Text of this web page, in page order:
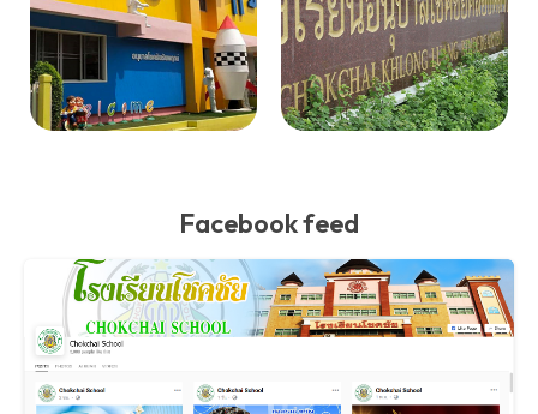
Facebook feed